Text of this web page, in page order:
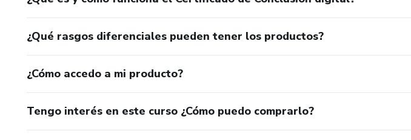
¿Qué rasgos diferenciales pueden tener los productos?
¿Cómo accedo a mi producto?
Tengo interés en este curso ¿Cómo puedo comprarlo?